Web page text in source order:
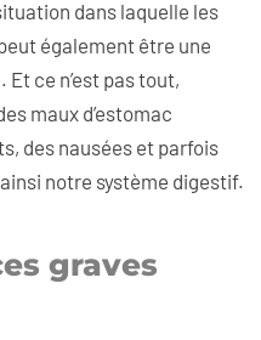
dans laquelle les
également être une
ce n’est pas tout,
maux d’estomac
des nausées et parfois
notre système digestif.
graves